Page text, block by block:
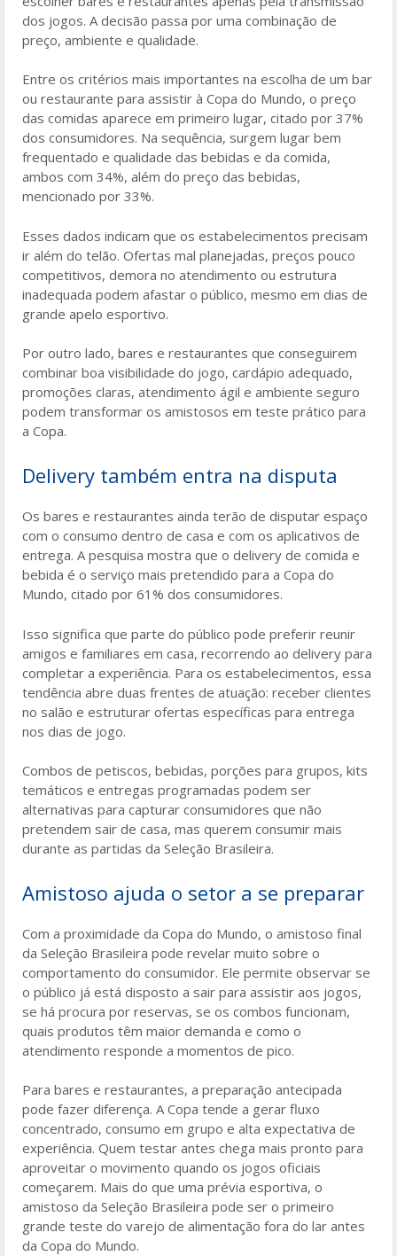
dos jogos. A decisão passa por uma combinação de
preço, ambiente e qualidade.
Entre os critérios mais importantes na escolha de um bar
ou restaurante para assistir à Copa do Mundo, o preço
das comidas aparece em primeiro lugar, citado por 37%
dos consumidores. Na sequência, surgem lugar bem
frequentado e qualidade das bebidas e da comida,
ambos com 34%, além do preço das bebidas,
mencionado por 33%.
Esses dados indicam que os estabelecimentos precisam
ir além do telão. Ofertas mal planejadas, preços pouco
competitivos, demora no atendimento ou estrutura
inadequada podem afastar o público, mesmo em dias de
grande apelo esportivo.
Por outro lado, bares e restaurantes que conseguirem
combinar boa visibilidade do jogo, cardápio adequado,
promoções claras, atendimento ágil e ambiente seguro
podem transformar os amistosos em teste prático para
a Copa.
Delivery também entra na disputa
Os bares e restaurantes ainda terão de disputar espaço
com o consumo dentro de casa e com os aplicativos de
entrega. A pesquisa mostra que o delivery de comida e
bebida é o serviço mais pretendido para a Copa do
Mundo, citado por 61% dos consumidores.
Isso significa que parte do público pode preferir reunir
amigos e familiares em casa, recorrendo ao delivery para
completar a experiência. Para os estabelecimentos, essa
tendência abre duas frentes de atuação: receber clientes
no salão e estruturar ofertas específicas para entrega
nos dias de jogo.
Combos de petiscos, bebidas, porções para grupos, kits
temáticos e entregas programadas podem ser
alternativas para capturar consumidores que não
pretendem sair de casa, mas querem consumir mais
durante as partidas da Seleção Brasileira.
Amistoso ajuda o setor a se preparar
Com a proximidade da Copa do Mundo, o amistoso final
da Seleção Brasileira pode revelar muito sobre o
comportamento do consumidor. Ele permite observar se
o público já está disposto a sair para assistir aos jogos,
se há procura por reservas, se os combos funcionam,
quais produtos têm maior demanda e como o
atendimento responde a momentos de pico.
Para bares e restaurantes, a preparação antecipada
pode fazer diferença. A Copa tende a gerar fluxo
concentrado, consumo em grupo e alta expectativa de
experiência. Quem testar antes chega mais pronto para
aproveitar o movimento quando os jogos oficiais
começarem. Mais do que uma prévia esportiva, o
amistoso da Seleção Brasileira pode ser o primeiro
grande teste do varejo de alimentação fora do lar antes
da Copa do Mundo.